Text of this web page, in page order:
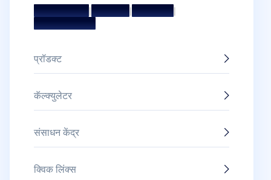
मिशन आणि व्हिजन|मॅनेजमेंट टीम|संचालक मंडळ|
पुरस्कार आणि सन्मान
प्रॉडक्ट
कॅल्क्युलेटर
संसाधन केंद्र
क्विक लिंक्स